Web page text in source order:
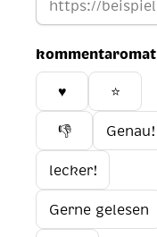
kommentaromat
♥️ ⭐
👎 Genau!
lecker!
Gerne gelesen